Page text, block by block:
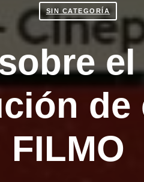
SIN CATEGORÍA
de
FILMO